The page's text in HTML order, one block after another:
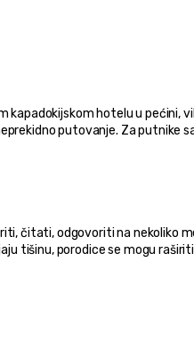
kapadokijskom hotelu u pećini,
putovanje. Za putnike
čitati, odgovoriti na nekoliko
tišinu, porodice se mogu